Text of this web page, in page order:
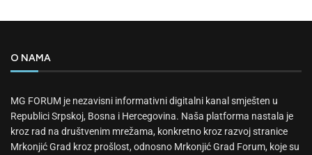
O NAMA
MG FORUM je nezavisni informativni digitalni kanal smješten u
Republici Srpskoj, Bosna i Hercegovina. Naša platforma nastala je
kroz rad na društvenim mrežama, konkretno kroz razvoj stranice
Mrkonjić Grad kroz prošlost, odnosno Mrkonjić Grad Forum, koje su